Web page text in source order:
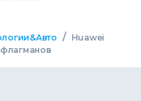
/
Huawei